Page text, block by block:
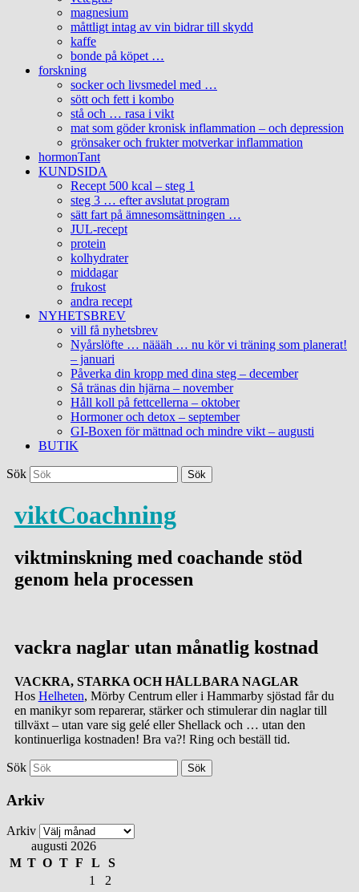
magnesium
måttligt intag av vin bidrar till skydd
kaffe
bonde på köpet …
forskning
socker och livsmedel med …
sött och fett i kombo
stå och … rasa i vikt
mat som göder kronisk inflammation – och depression
grönsaker och frukter motverkar inflammation
hormonTant
KUNDSIDA
Recept 500 kcal – steg 1
steg 3 … efter avslutat program
sätt fart på ämnesomsättningen …
JUL-recept
protein
kolhydrater
middagar
frukost
andra recept
NYHETSBREV
vill få nyhetsbrev
Nyårslöfte … näääh … nu kör vi träning som planerat!
– januari
Påverka din kropp med dina steg – december
Så tränas din hjärna – november
Håll koll på fettcellerna – oktober
Hormoner och detox – september
GI-Boxen för mättnad och mindre vikt – augusti
BUTIK
Sök
viktCoachning
viktminskning med coachande stöd
genom hela processen
vackra naglar utan månatlig kostnad
VACKRA, STARKA OCH HÅLLBARA NAGLAR
Hos Helheten, Mörby Centrum eller i Hammarby sjöstad får du
en manikyr som reparerar, stärker och stimulerar din naglar till
tillväxt – utan vare sig gelé eller Shellack och … utan den
kontinuerliga kostnaden! Bra va?! Ring och beställ tid.
Sök
Arkiv
Arkiv
augusti 2026
M T O T F L
S
1
2